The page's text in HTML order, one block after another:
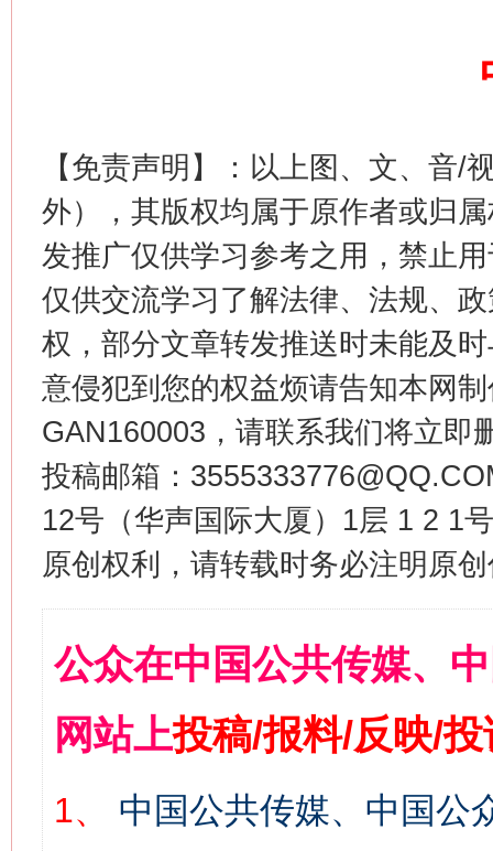
【免责声明】：以上图、文、音/
外），其版权均属于原作者或归
发推广仅供学习参考之用，禁止
仅供交流学习了解法律、法规、
权，部分文章转发推送时未能及
意侵犯到您的权益烦请告知本网
GAN160003，请联系我们将立即
投稿邮箱：
12号（华声国际大厦）1层 1 2 1
原创权利，请转载时务必注明原
公众在中国公共传媒、
网站上投稿/报料/反映/
1、
中国公共传媒、中国公